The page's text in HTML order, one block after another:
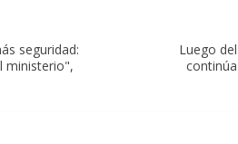
seguridad:
ministerio",
Luego